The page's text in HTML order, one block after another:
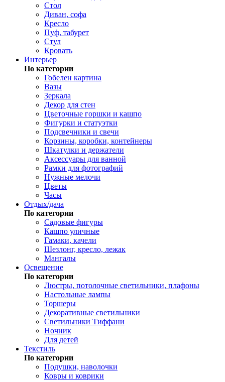
Стол
Диван, софа
Кресло
Пуф, табурет
Стул
Кровать
Интерьер
По категории
Гобелен картина
Вазы
Зеркала
Декор для стен
Цветочные горшки и кашпо
Фигурки и статуэтки
Подсвечники и свечи
Корзины, коробки, контейнеры
Шкатулки и держатели
Аксессуары для ванной
Рамки для фотографий
Нужные мелочи
Цветы
Часы
Отдых/дача
По категории
Садовые фигуры
Кашпо уличные
Гамаки, качели
Шезлонг, кресло, лежак
Мангалы
Освещение
По категории
Люстры, потолочные светильники, плафоны
Настольные лампы
Торшеры
Декоративные светильники
Светильники Тиффани
Ночник
Для детей
Текстиль
По категории
Подушки, наволочки
Ковры и коврики